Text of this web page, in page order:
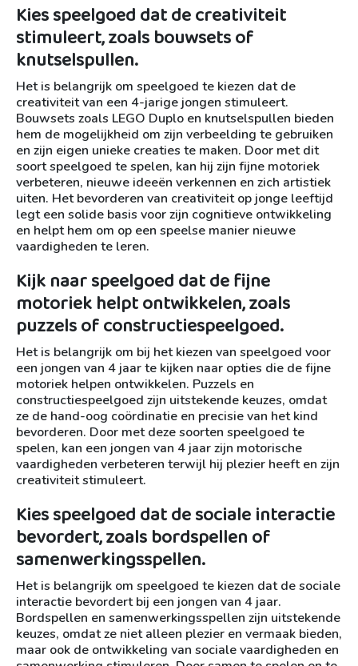
Kies speelgoed dat de creativiteit
stimuleert, zoals bouwsets of
knutselspullen.
Het is belangrijk om speelgoed te kiezen dat de
creativiteit van een 4-jarige jongen stimuleert.
Bouwsets zoals LEGO Duplo en knutselspullen bieden
hem de mogelijkheid om zijn verbeelding te gebruiken
en zijn eigen unieke creaties te maken. Door met dit
soort speelgoed te spelen, kan hij zijn fijne motoriek
verbeteren, nieuwe ideeën verkennen en zich artistiek
uiten. Het bevorderen van creativiteit op jonge leeftijd
legt een solide basis voor zijn cognitieve ontwikkeling
en helpt hem om op een speelse manier nieuwe
vaardigheden te leren.
Kijk naar speelgoed dat de fijne
motoriek helpt ontwikkelen, zoals
puzzels of constructiespeelgoed.
Het is belangrijk om bij het kiezen van speelgoed voor
een jongen van 4 jaar te kijken naar opties die de fijne
motoriek helpen ontwikkelen. Puzzels en
constructiespeelgoed zijn uitstekende keuzes, omdat
ze de hand-oog coördinatie en precisie van het kind
bevorderen. Door met deze soorten speelgoed te
spelen, kan een jongen van 4 jaar zijn motorische
vaardigheden verbeteren terwijl hij plezier heeft en zijn
creativiteit stimuleert.
Kies speelgoed dat de sociale interactie
bevordert, zoals bordspellen of
samenwerkingsspellen.
Het is belangrijk om speelgoed te kiezen dat de sociale
interactie bevordert bij een jongen van 4 jaar.
Bordspellen en samenwerkingsspellen zijn uitstekende
keuzes, omdat ze niet alleen plezier en vermaak bieden,
maar ook de ontwikkeling van sociale vaardigheden en